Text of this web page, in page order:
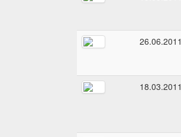
26.06.2011
18.03.2011